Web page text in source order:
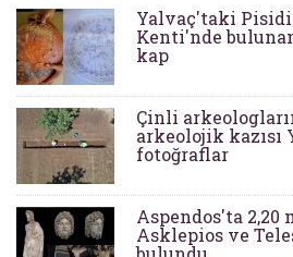
Yalvaç'taki
Kenti'nde
kap
Çinli
arkeolojik
fotoğraflar
Aspendos'ta
Asklepios ve